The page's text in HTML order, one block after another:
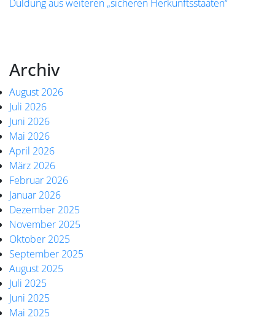
Duldung aus weiteren „sicheren Herkunftsstaaten“
Archiv
August 2026
Juli 2026
Juni 2026
Mai 2026
April 2026
März 2026
Februar 2026
Januar 2026
Dezember 2025
November 2025
Oktober 2025
September 2025
August 2025
Juli 2025
Juni 2025
Mai 2025